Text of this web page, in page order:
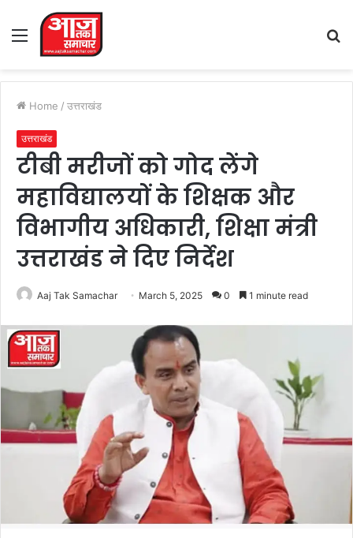
Menu
Home / उत्तराखंड
उत्तराखंड
टीबी मरीजों को गोद लेंगे
महाविद्यालयों के शिक्षक और
विभागीय अधिकारी, शिक्षा मंत्री
उत्तराखंड ने दिए निर्देश
Aaj Tak Samachar March 5, 2025 0 1 minute read